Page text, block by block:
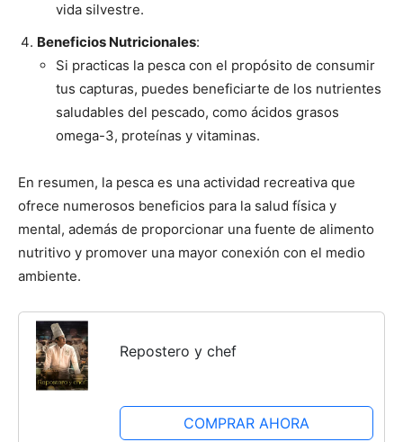
vida silvestre.
Beneficios Nutricionales:
Si practicas la pesca con el propósito de consumir
tus capturas, puedes beneficiarte de los nutrientes
saludables del pescado, como ácidos grasos
omega-3, proteínas y vitaminas.
En resumen, la pesca es una actividad recreativa que
ofrece numerosos beneficios para la salud física y
mental, además de proporcionar una fuente de alimento
nutritivo y promover una mayor conexión con el medio
ambiente.
Repostero y chef
COMPRAR AHORA